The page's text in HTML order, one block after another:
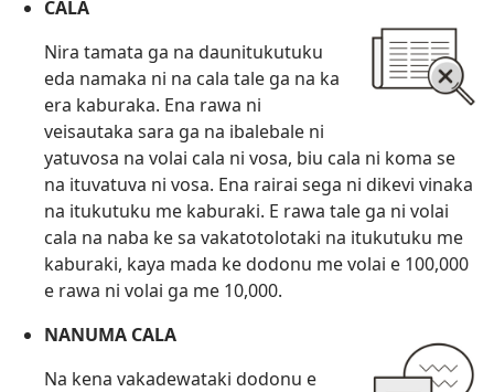
CALA
Nira tamata ga na daunitukutuku
eda namaka ni na cala tale ga na ka
era kaburaka. Ena rawa ni
veisautaka sara ga na ibalebale ni
yatuvosa na volai cala ni vosa, biu cala ni koma se
na ituvatuva ni vosa. Ena rairai sega ni dikevi vinaka
na itukutuku me kaburaki. E rawa tale ga ni volai
cala na naba ke sa vakatotolotaki na itukutuku me
kaburaki, kaya mada ke dodonu me volai e 100,000
e rawa ni volai ga me 10,000.
NANUMA CALA
Na kena vakadewataki dodonu e